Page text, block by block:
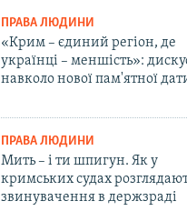
ПРАВА ЛЮДИНИ
«Крим – єдиний регіон, де
українці – меншість»:
навколо нової пам'ятної
ПРАВА ЛЮДИНИ
Мить – і ти шпигун. Як у
кримських судах
звинувачення в держзраді